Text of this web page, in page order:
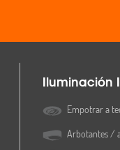
Iluminación
Empotrar a
Arbotantes /